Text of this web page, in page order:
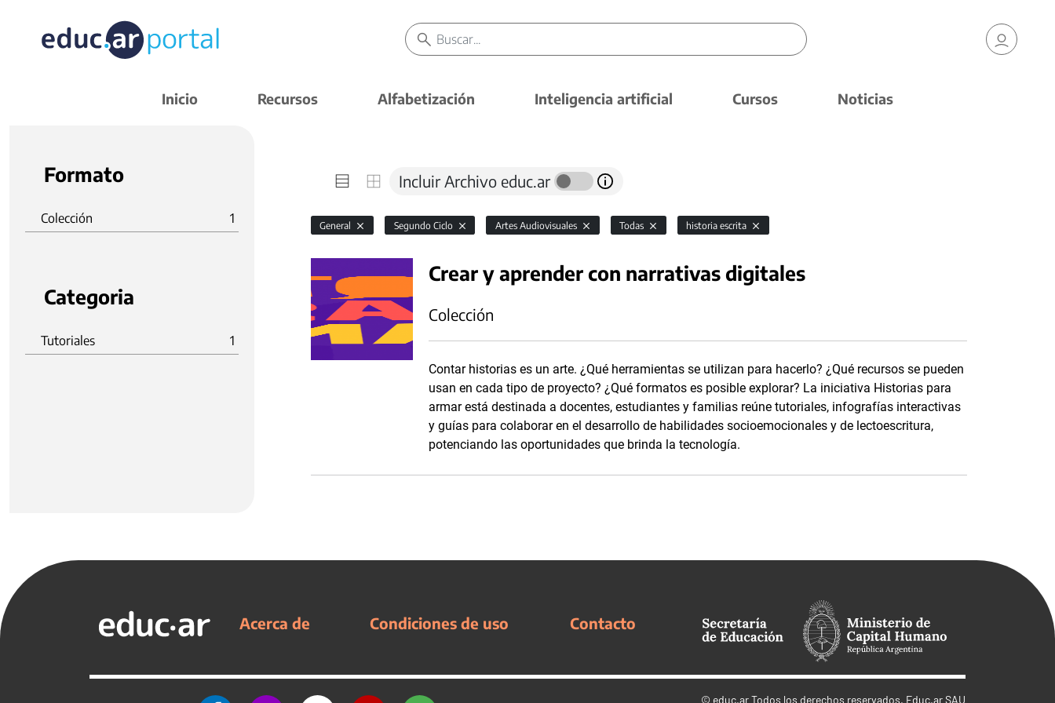
Inicio Recursos Alfabetización Inteligencia artificial Cursos Noticias
Formato
Colección 1
Categoria
Tutoriales 1
Incluir Archivo educ.ar
General Segundo Ciclo Artes Audiovisuales Todas historia escrita
Crear y aprender con narrativas digitales
Colección
Contar historias es un arte. ¿Qué herramientas se utilizan para hacerlo? ¿Qué recursos se pueden
usan en cada tipo de proyecto? ¿Qué formatos es posible explorar? La iniciativa Historias para
armar está destinada a docentes, estudiantes y familias reúne tutoriales, infografías interactivas
y guías para colaborar en el desarrollo de habilidades socioemocionales y de lectoescritura,
potenciando las oportunidades que brinda la tecnología.
Acerca de Condiciones de uso Contacto
© educ.arTodos los derechos reservados. Educ.ar SAU